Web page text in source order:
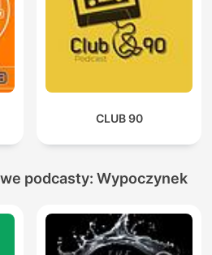
CLUB 90
podcasty: Wypoczynek